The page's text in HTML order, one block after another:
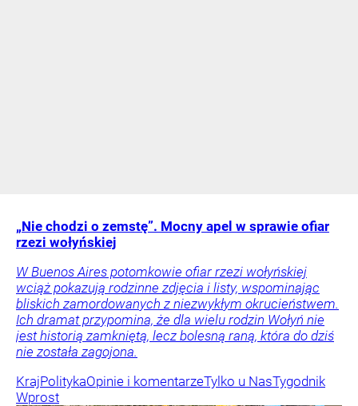
„Nie chodzi o zemstę”. Mocny apel w sprawie ofiar
rzezi wołyńskiej
W Buenos Aires potomkowie ofiar rzezi wołyńskiej
wciąż pokazują rodzinne zdjęcia i listy, wspominając
bliskich zamordowanych z niezwykłym okrucieństwem.
Ich dramat przypomina, że dla wielu rodzin Wołyń nie
jest historią zamkniętą, lecz bolesną raną, która do dziś
nie została zagojona.
KrajPolitykaOpinie i komentarzeTylko u NasTygodnik
Wprost